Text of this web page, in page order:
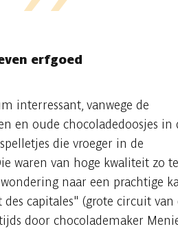
erfgoed
interressant, vanwege de
en oude chocoladedoosjes in
die vroeger in de
waren van hoge kwaliteit zo te
naar een prachtige
capitales" (grote circuit van
door chocolademaker